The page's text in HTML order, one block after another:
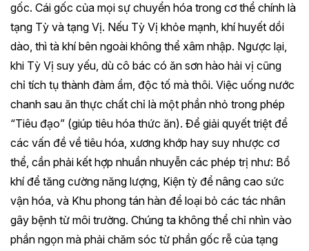
gốc. Cái gốc của mọi sự chuyển hóa trong cơ thể chính là
tạng Tỳ và tạng Vị. Nếu Tỳ Vị khỏe mạnh, khí huyết dồi
dào, thì tà khí bên ngoài không thể xâm nhập. Ngược lại,
khi Tỳ Vị suy yếu, dù cô bác có ăn sơn hào hải vị cũng
chỉ tích tụ thành đàm ẩm, độc tố mà thôi. Việc uống nước
chanh sau ăn thực chất chỉ là một phần nhỏ trong phép
“Tiêu đạo” (giúp tiêu hóa thức ăn). Để giải quyết triệt để
các vấn đề về tiêu hóa, xương khớp hay suy nhược cơ
thể, cần phải kết hợp nhuần nhuyễn các phép trị như: Bổ
khí để tăng cường năng lượng, Kiện tỳ để nâng cao sức
vận hóa, và Khu phong tán hàn để loại bỏ các tác nhân
gây bệnh từ môi trường. Chúng ta không thể chỉ nhìn vào
phần ngọn mà phải chăm sóc từ phần gốc rễ của tạng